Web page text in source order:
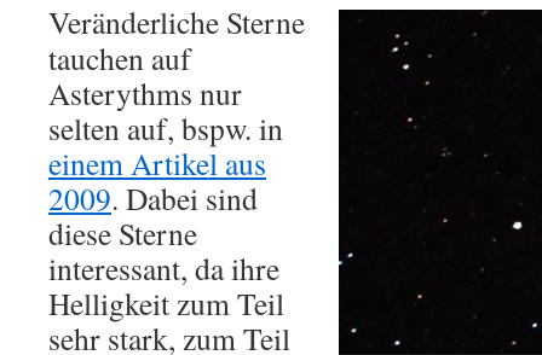
Veränderliche Sterne
tauchen auf
Asterythms nur
selten auf, bspw. in
einem Artikel aus
2009. Dabei sind
diese Sterne
interessant, da ihre
Helligkeit zum Teil
sehr stark, zum Teil